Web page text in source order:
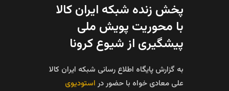
پخش زنده شبکه ایران کالا
با محوریت پویش ملی
پیشگیری از شیوع کرونا
به گزارش پایگاه اطلاع رسانی شبکه ایران کالا
علی معادی خواه با حضور دراستودیوی